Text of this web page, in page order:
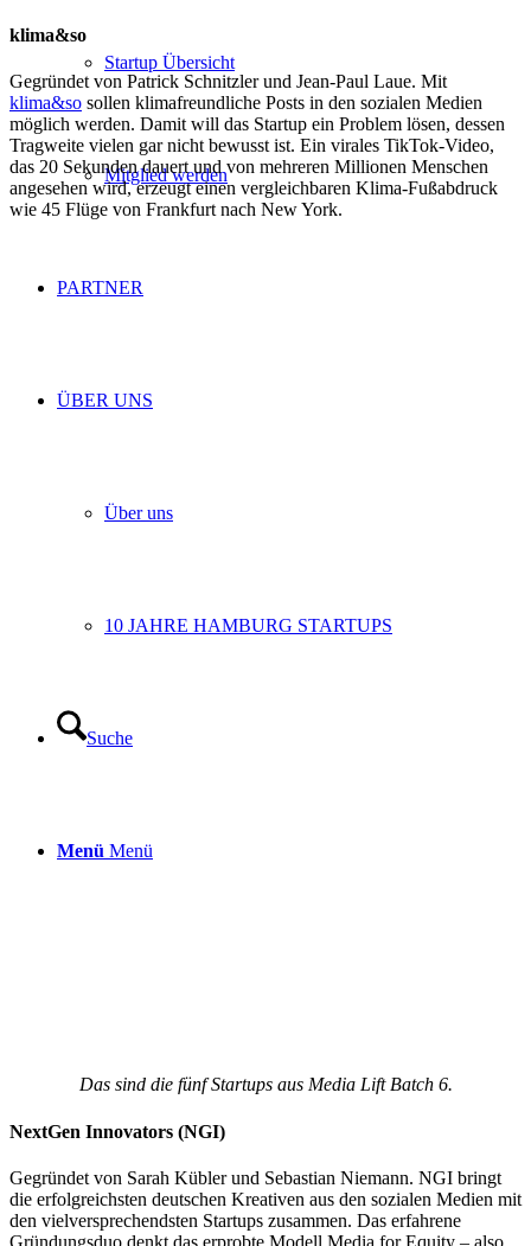
Startup Übersicht
Mitglied werden
PARTNER
ÜBER UNS
Über uns
10 JAHRE HAMBURG STARTUPS
Suche
Menü Menü
klima&so
Gegründet von Patrick Schnitzler und Jean-Paul Laue. Mit
klima&so sollen klimafreundliche Posts in den sozialen Medien
möglich werden. Damit will das Startup ein Problem lösen, dessen
Tragweite vielen gar nicht bewusst ist. Ein virales TikTok-Video,
das 20 Sekunden dauert und von mehreren Millionen Menschen
angesehen wird, erzeugt einen vergleichbaren Klima-Fußabdruck
wie 45 Flüge von Frankfurt nach New York.
Das sind die fünf Startups aus Media Lift Batch 6.
NextGen Innovators (NGI)
Gegründet von Sarah Kübler und Sebastian Niemann. NGI bringt
die erfolgreichsten deutschen Kreativen aus den sozialen Medien mit
den vielversprechendsten Startups zusammen. Das erfahrene
Gründungsduo denkt das erprobte Modell Media for Equity – also